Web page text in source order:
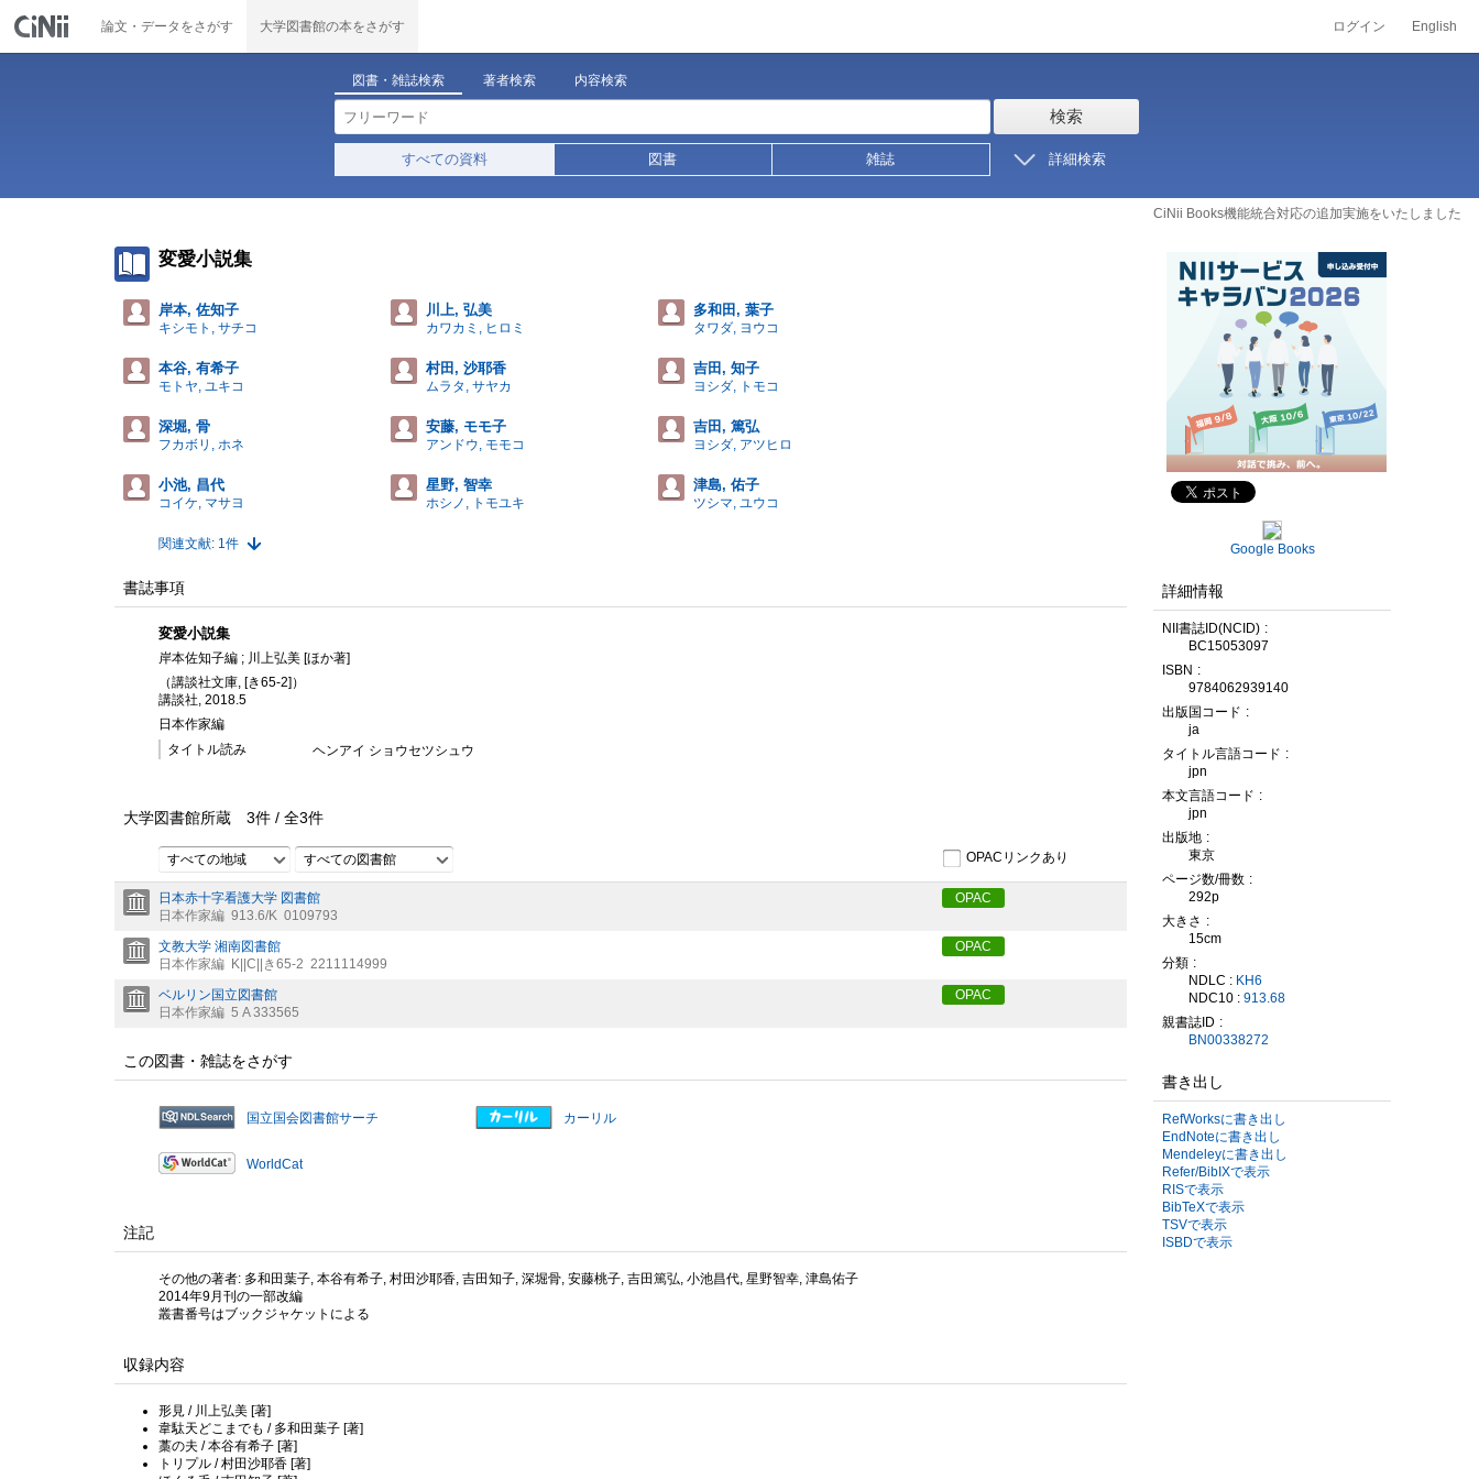
論文・データをさがす 大学図書館の本をさがす ログイン English
図書・雑誌検索 著者検索 内容検索
検索
すべての資料 図書 雑誌 詳細検索
CiNii Books機能統合対応の追加実施をいたしました
変愛小説集
岸本, 佐知子
キシモト, サチコ
川上, 弘美
カワカミ, ヒロミ
多和田, 葉子
タワダ, ヨウコ
本谷, 有希子
モトヤ, ユキコ
村田, 沙耶香
ムラタ, サヤカ
吉田, 知子
ヨシダ, トモコ
深堀, 骨
フカボリ, ホネ
安藤, モモ子
アンドウ, モモコ
吉田, 篤弘
ヨシダ, アツヒロ
小池, 昌代
コイケ, マサヨ
星野, 智幸
ホシノ, トモユキ
津島, 佑子
ツシマ, ユウコ
関連文献: 1件
書誌事項
変愛小説集
岸本佐知子編 ; 川上弘美 [ほか著]
（講談社文庫, [き65-2]）
講談社, 2018.5
日本作家編
タイトル読み
ヘンアイ ショウセツシュウ
大学図書館所蔵 3件 / 全3件
すべての地域 すべての図書館 OPACリンクあり
日本赤十字看護大学 図書館
日本作家編 913.6/K 0109793
OPAC
文教大学 湘南図書館
日本作家編 K||C||き65-2 2211114999
OPAC
ベルリン国立図書館
日本作家編 5 A 333565
OPAC
この図書・雑誌をさがす
国立国会図書館サーチ カーリル
WorldCat
注記
その他の著者: 多和田葉子, 本谷有希子, 村田沙耶香, 吉田知子, 深堀骨, 安藤桃子, 吉田篤弘, 小池昌代, 星野智幸, 津島佑子
2014年9月刊の一部改編
叢書番号はブックジャケットによる
収録内容
形見 / 川上弘美 [著]
韋駄天どこまでも / 多和田葉子 [著]
藁の夫 / 本谷有希子 [著]
トリプル / 村田沙耶香 [著]
Google Books
詳細情報
NII書誌ID(NCID)
BC15053097
ISBN
9784062939140
出版国コード
ja
タイトル言語コード
jpn
本文言語コード
jpn
出版地
東京
ページ数/冊数
292p
大きさ
15cm
分類
NDLC : KH6
NDC10 : 913.68
親書誌ID
BN00338272
書き出し
RefWorksに書き出し
EndNoteに書き出し
Mendeleyに書き出し
Refer/BibIXで表示
RISで表示
BibTeXで表示
TSVで表示
ISBDで表示